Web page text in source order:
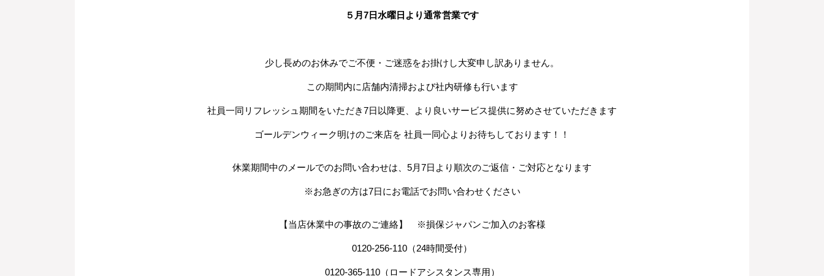
５月7日水曜日より通常営業です
少し長めのお休みでご不便・ご迷惑をお掛けし大変申し訳ありません。
この期間内に店舗内清掃および社内研修も行います
社員一同リフレッシュ期間をいただき7日以降更、より良いサービス提供に努めさせていただきます
ゴールデンウィーク明けのご来店を 社員一同心よりお待ちしております！！
休業期間中のメールでのお問い合わせは、5月7日より順次のご返信・ご対応となります
※お急ぎの方は7日にお電話でお問い合わせください
【当店休業中の事故のご連絡】 ※損保ジャパンご加入のお客様
0120-256-110（24時間受付）
0120-365-110（ロードアシスタンス専用）